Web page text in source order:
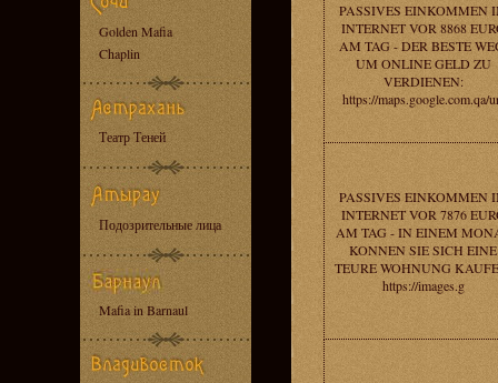
Golden Mafia
Chaplin
Театр Теней
Подозрительные лица
Mafia in Barnaul
PASSIVES EINKOMMEN
INTERNET VOR 8868
AM TAG - DER BESTE
UM ONLINE GELD ZU
VERDIENEN:
https://maps.google.com.qa/
PASSIVES EINKOMMEN
INTERNET VOR 7876
AM TAG - IN EINEM
KONNEN SIE SICH EINE
TEURE WOHNUNG
https://images.g